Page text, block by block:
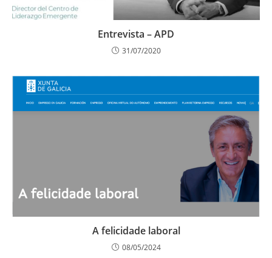
Entrevista – APD
31/07/2020
A felicidade laboral
08/05/2024